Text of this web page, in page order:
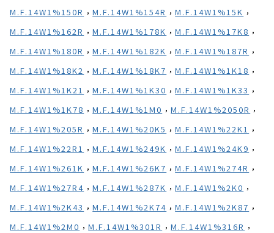
M.F.14W1%150R , M.F.14W1%154R , M.F.14W1%15K ,
M.F.14W1%162R , M.F.14W1%178K , M.F.14W1%17K8 ,
M.F.14W1%180R , M.F.14W1%182K , M.F.14W1%187R ,
M.F.14W1%18K2 , M.F.14W1%18K7 , M.F.14W1%1K18 ,
M.F.14W1%1K21 , M.F.14W1%1K30 , M.F.14W1%1K33 ,
M.F.14W1%1K78 , M.F.14W1%1M0 , M.F.14W1%2050R ,
M.F.14W1%205R , M.F.14W1%20K5 , M.F.14W1%22K1 ,
M.F.14W1%22R1 , M.F.14W1%249K , M.F.14W1%24K9 ,
M.F.14W1%261K , M.F.14W1%26K7 , M.F.14W1%274R ,
M.F.14W1%27R4 , M.F.14W1%287K , M.F.14W1%2K0 ,
M.F.14W1%2K43 , M.F.14W1%2K74 , M.F.14W1%2K87 ,
M.F.14W1%2M0 , M.F.14W1%301R , M.F.14W1%316R ,